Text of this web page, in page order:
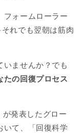
フォームローラー
れでも翌朝は筋肉
いませんか？でも
たの回復プロセス
が発表したグロー
いて、「回復科学